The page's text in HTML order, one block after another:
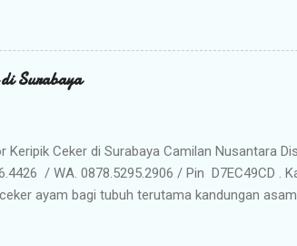
dan camilan kering berkualitas
Camilan Nusantara sebagai Mitra Bisnis
distributor utama, Anda mendapatkan
Anda saat dijual kembali. Kualitas & Rasa
Surabaya
Keripik Ceker di Surabaya Camilan Nusantara
/ WA. 0878.5295.2906 / Pin D7EC49CD .
ayam bagi tubuh terutama kandungan
makanan ringan yang digoreng hingga krispi